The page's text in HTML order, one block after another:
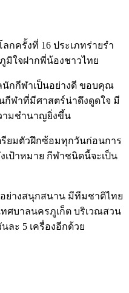
กครั้งที่ 16 ประเภทร่ายรำ
มิใจฝากพี่น้องชาวไทย
กกีฬาเป็นอย่างดี ขอบคุณ
กีฬาที่มีศาสตร์น่าดึงดูดใจ มี
ามชำนาญยิ่งขึ้น
รียมตัวฝึกซ้อมทุกวันก่อนการ
เป้าหมาย กีฬาชนิดนี้จะเป็น
ย่างสนุกสนาน มีทีมชาติไทย
ศบาลนครภูเก็ต บริเวณสวน
ละ 5 เครื่องอีกด้วย